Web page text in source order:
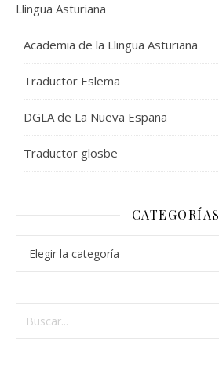
Llingua Asturiana
Academia de la Llingua Asturiana
Traductor Eslema
DGLA de La Nueva España
Traductor glosbe
CATEGORÍAS